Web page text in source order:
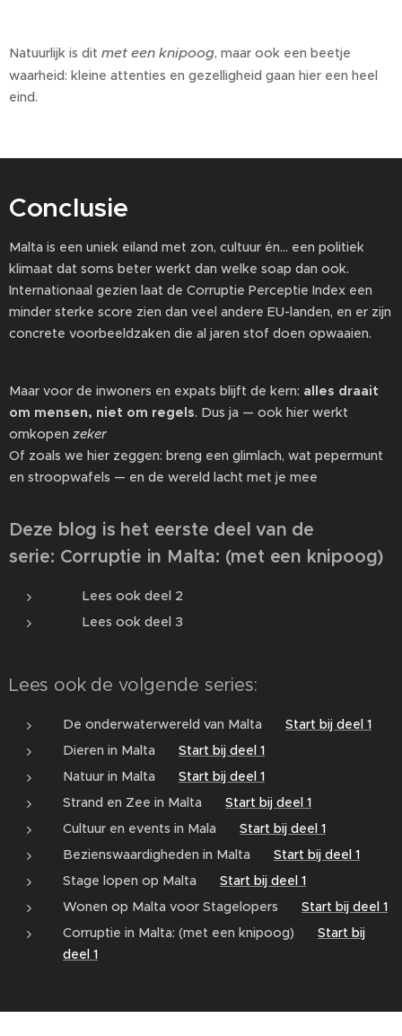
Natuurlijk is dit met een knipoog, maar ook een beetje
waarheid: kleine attenties en gezelligheid gaan hier een heel
eind.
Conclusie
Malta is een uniek eiland met zon, cultuur én… een politiek
klimaat dat soms beter werkt dan welke soap dan ook.
Internationaal gezien laat de Corruptie Perceptie Index een
minder sterke score zien dan veel andere EU-landen, en er zijn
concrete voorbeeldzaken die al jaren stof doen opwaaien.
Maar voor de inwoners en expats blijft de kern: alles draait
om mensen, niet om regels. Dus ja — ook hier werkt
omkopen zeker
Of zoals we hier zeggen: breng een glimlach, wat pepermunt
en stroopwafels — en de wereld lacht met je mee 😄
Deze blog is het eerste deel van de
serie: Corruptie in Malta: (met een knipoog)
👉 Lees ook deel 2
👉 Lees ook deel 3
Lees ook de volgende series:
De onderwaterwereld van Malta 👉 Start bij deel 1
Dieren in Malta 👉 Start bij deel 1
Natuur in Malta 👉 Start bij deel 1
Strand en Zee in Malta 👉 Start bij deel 1
Cultuur en events in Mala 👉 Start bij deel 1
Bezienswaardigheden in Malta 👉 Start bij deel 1
Stage lopen op Malta 👉 Start bij deel 1
Wonen op Malta voor Stagelopers 👉 Start bij deel 1
Corruptie in Malta: (met een knipoog) 👉 Start bij
deel 1